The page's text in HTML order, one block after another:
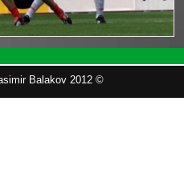
Balakov 2012 ©